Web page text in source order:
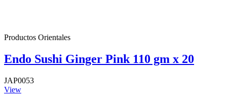
Productos Orientales
Endo Sushi Ginger Pink 110 gm x 20
JAP0053
View